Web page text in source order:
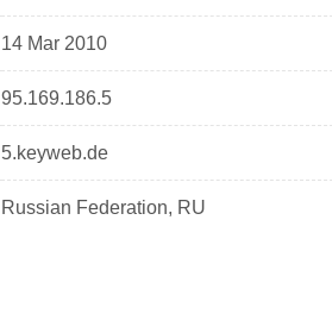
14 Mar 2010
95.169.186.5
5.keyweb.de
Russian Federation, RU